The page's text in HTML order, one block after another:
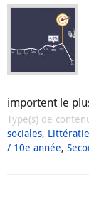
importent le
Type(s) de
sociales,
/ 10e année,